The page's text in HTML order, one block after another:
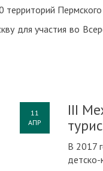
территорий Пермского
для участия во
11
АПР
III
В 2017